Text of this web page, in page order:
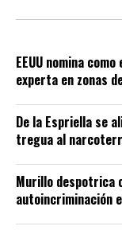
EEUU nomina
experta en zonas
De la Espriella se
tregua al
Murillo despotrica
autoincriminación